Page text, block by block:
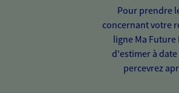
Pour prendre
concernant votre
ligne Ma
d'estimer à
percevrez